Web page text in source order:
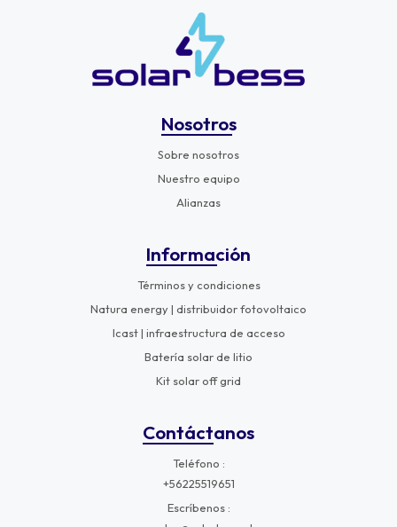
Nosotros
Sobre nosotros
Nuestro equipo
Alianzas
Información
Términos y condiciones
Natura energy | distribuidor fotovoltaico
Icast | infraestructura de acceso
Batería solar de litio
Kit solar off grid
Contáctanos
Teléfono
+56225519651
Escríbenos